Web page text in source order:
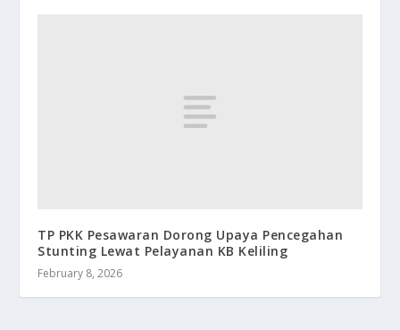
TP PKK Pesawaran Dorong Upaya Pencegahan
Stunting Lewat Pelayanan KB Keliling
February 8, 2026